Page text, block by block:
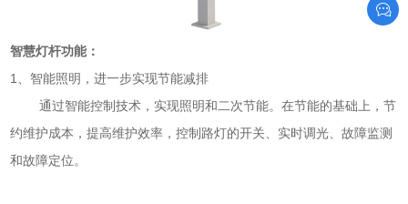
智慧灯杆功能：
1、智能照明，进一步实现节能减排
通过智能控制技术，实现照明和二次节能。在节能的基础上，节
约维护成本，提高维护效率，控制路灯的开关、实时调光、故障监测
和故障定位。